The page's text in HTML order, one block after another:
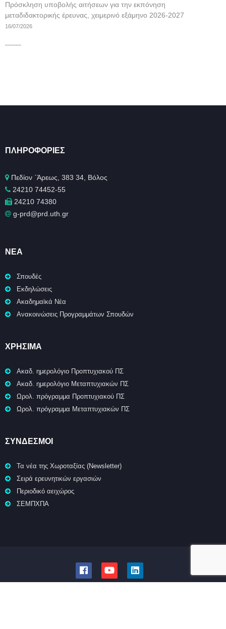
Πρόσκληση υποβολής αιτήσεων για την εκπόνηση
μεταδιδακτορικής έρευνας, χειμερινό εξάμηνο 2026-2027
16/07/2026
ΠΛΗΡΟΦΟΡΊΕΣ
Πεδίον ΄Άρεως, 383 34, Βόλος
24210 74452-55
24210 74380
g-prd@prd.uth.gr
ΝΈΑ
Σπουδές
Εκδηλώσεις
Ακαδημαϊκά Νέα
Ανακοινώσεις Προγραμμάτων Σπουδών
ΧΡΉΣΙΜΑ
Ακαδ. ημερολόγιο Προπτυχιακού ΠΣ
Ακαδ. ημερολόγιο Μεταπτυχιακών ΠΣ
Ωρολ. πρόγραμμα Προπτυχιακού ΠΣ
Ωρολ. πρόγραμμα Μεταπτυχιακών ΠΣ
ΣΥΝΔΕΣΜΟΙ
Τα νέα της Χωροταξίας (Newsletter)
Σειρά ερευνητικών εργασιών
Περιοδικό αειχώρος
ΣΕΜΠΧΠΑ